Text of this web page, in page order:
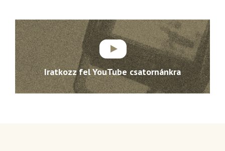
Iratkozz fel YouTube csatornánkra